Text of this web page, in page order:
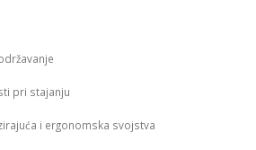
pri stajanju
i ergonomska svojstva